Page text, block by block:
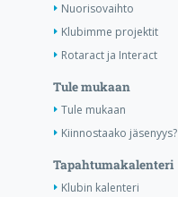
Nuorisovaihto
Klubimme projektit
Rotaract ja Interact
Tule mukaan
Tule mukaan
Kiinnostaako jäsenyys?
Tapahtumakalenteri
Klubin kalenteri